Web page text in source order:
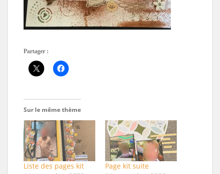
Partager :
Sur le même thème
Liste des pages kit
Page kit suite